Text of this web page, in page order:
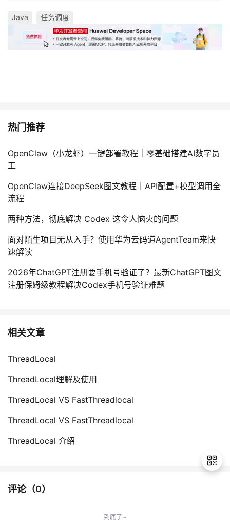
Java 任务调度
热门推荐
OpenClaw（小龙虾）一键部署教程｜零基础搭建AI数字员
工
OpenClaw连接DeepSeek图文教程｜API配置+模型调用全
流程
两种方法，彻底解决 Codex 这令人恼火的问题
面对陌生项目无从入手？使用华为云码道AgentTeam来快
速解读
2026年ChatGPT注册要手机号验证了？最新ChatGPT图文
注册保姆级教程解决Codex手机号验证难题
相关文章
ThreadLocal
ThreadLocal理解及使用
ThreadLocal VS FastThreadlocal
ThreadLocal VS FastThreadlocal
ThreadLocal 介绍
评论（0）
到底了~